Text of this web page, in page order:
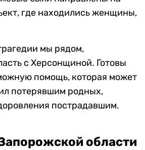
где находились женщины,
мы рядом,
с Херсонщиной. Готовы
помощь, которая может
потерявшим родных,
пострадавшим.
области